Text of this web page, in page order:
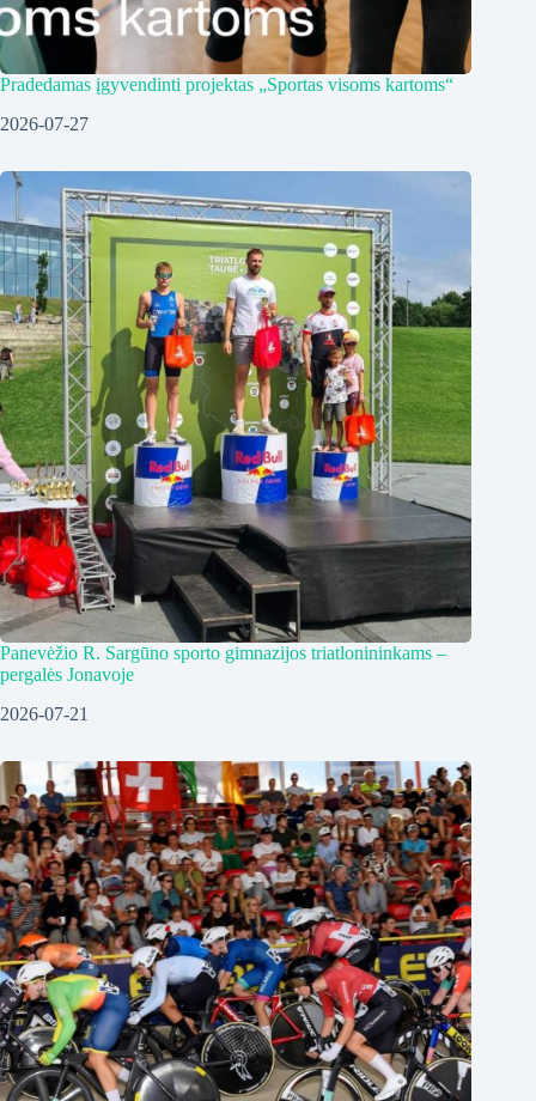
Pradedamas įgyvendinti projektas „Sportas visoms kartoms“
2026-07-27
Panevėžio R. Sargūno sporto gimnazijos triatlonininkams –
pergalės Jonavoje
2026-07-21